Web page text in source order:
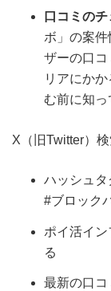
口コミのチ
ボ」の案
ザーの口コ
リアにか
む前に知っ
X（旧Twitter）
ハッシュ
#ブロック
ポイ活イ
る
最新の口コ